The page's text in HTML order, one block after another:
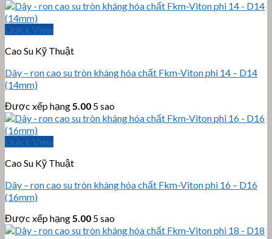
Quick View
Cao Su Kỹ Thuật
Dây – ron cao su tròn kháng hóa chất Fkm-Viton phi 14 – D14
(14mm)
Được xếp hạng5.00 5 sao
Quick View
Cao Su Kỹ Thuật
Dây – ron cao su tròn kháng hóa chất Fkm-Viton phi 16 – D16
(16mm)
Được xếp hạng5.00 5 sao